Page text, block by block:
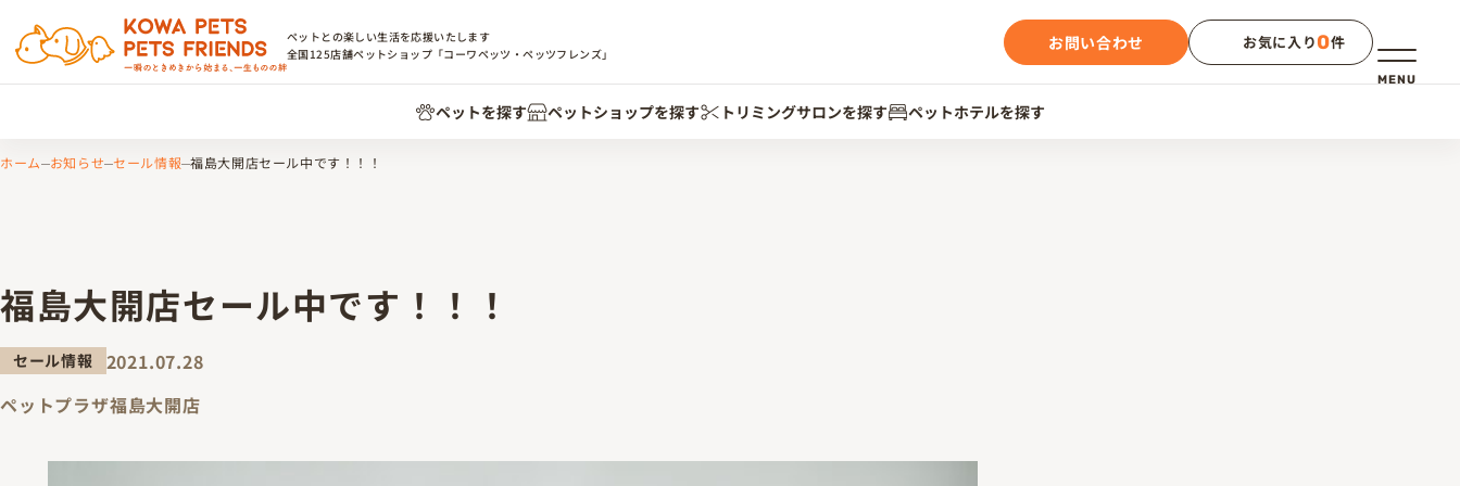
メニュー
MENU
ペットとの楽しい生活を応援いたします
全国125店舗ペットショップ「コーワペッツ・ペッツフレンズ」
お問い合わせ お気に入り0件
ペットを探す ペットショップを探す トリミングサロンを探す ペットホテルを探す
ホーム お知らせ セール情報 福島大開店セール中です！！！
福島大開店セール中です！！！
セール情報
2021.07.28
ペットプラザ福島大開店